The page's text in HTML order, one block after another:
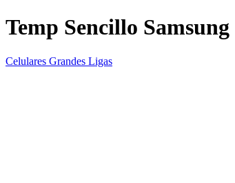
Temp Sencillo
Celulares Grandes Ligas